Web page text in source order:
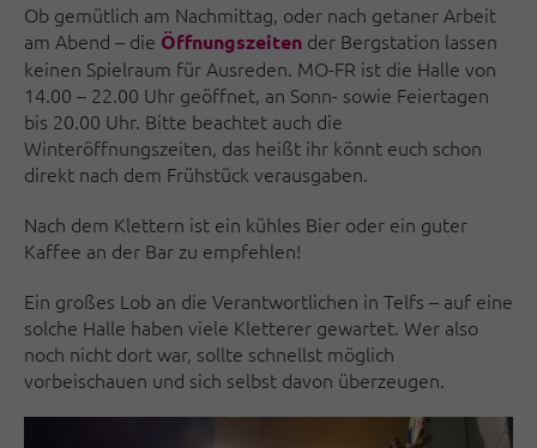
Ob gemütlich am Nachmittag, oder nach getaner Arbeit
am Abend – die Öffnungszeiten der Bergstation lassen
keinen Spielraum für Ausreden. MO-FR ist die Halle von
14.00 – 22.00 Uhr geöffnet, an Sonn- sowie Feiertagen
bis 20.00 Uhr. Bitte beachtet auch die
Winteröffnungszeiten, das heißt ihr könnt euch schon
direkt nach dem Frühstück verausgaben.
Nach dem Klettern ist ein kühles Bier oder ein guter
Kaffee an der Bar zu empfehlen!
Ein großes Lob an die Verantwortlichen in Telfs – auf eine
solche Halle haben viele Kletterer gewartet. Wer also
noch nicht dort war, sollte schnellst möglich
vorbeischauen und sich selbst davon überzeugen.